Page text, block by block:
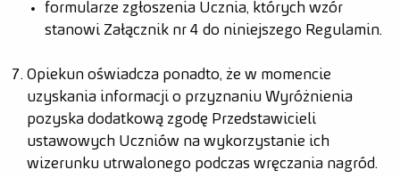
formularze zgłoszenia Ucznia, których wzór
stanowi Załącznik nr 4 do niniejszego Regulamin.
Opiekun oświadcza ponadto, że w momencie
uzyskania informacji o przyznaniu Wyróżnienia
pozyska dodatkową zgodę Przedstawicieli
ustawowych Uczniów na wykorzystanie ich
wizerunku utrwalonego podczas wręczania nagród.